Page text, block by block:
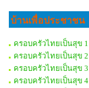
บ้านเพื่อประชาชน
ครอบครัวไทยเป็นสุข 1
ครอบครัวไทยเป็นสุข 2
ครอบครัวไทยเป็นสุข 3
ครอบครัวไทยเป็นสุข 4